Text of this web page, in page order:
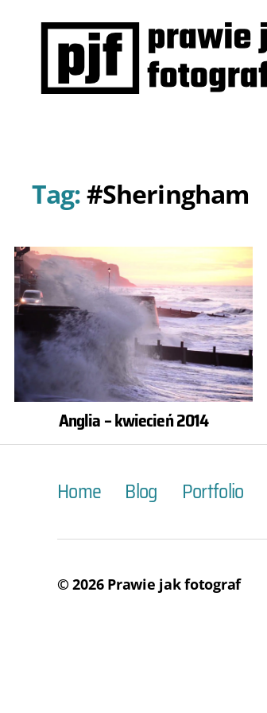
Tag:#Sheringham
Anglia – kwiecień 2014
Home Blog Portfolio
© 2026 Prawie jak fotograf